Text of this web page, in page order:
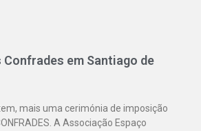
em Santiago de
mais uma cerimónia de imposição
A Associação Espaço